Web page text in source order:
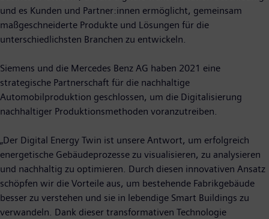
und es Kunden und Partner:innen ermöglicht, gemeinsam
maßgeschneiderte Produkte und Lösungen für die
unterschiedlichsten Branchen zu entwickeln.
Siemens und die Mercedes Benz AG haben 2021 eine
strategische Partnerschaft für die nachhaltige
Automobilproduktion geschlossen, um die Digitalisierung
nachhaltiger Produktionsmethoden voranzutreiben.
„Der Digital Energy Twin ist unsere Antwort, um erfolgreich
energetische Gebäudeprozesse zu visualisieren, zu analysieren
und nachhaltig zu optimieren. Durch diesen innovativen Ansatz
schöpfen wir die Vorteile aus, um bestehende Fabrikgebäude
besser zu verstehen und sie in lebendige Smart Buildings zu
verwandeln. Dank dieser transformativen Technologie